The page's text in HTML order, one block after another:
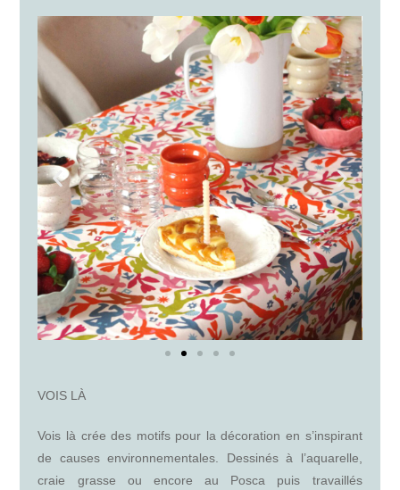
VOIS LÀ
Vois là crée des motifs pour la décoration en s’inspirant
de causes environnementales. Dessinés à l’aquarelle,
craie grasse ou encore au Posca puis travaillés